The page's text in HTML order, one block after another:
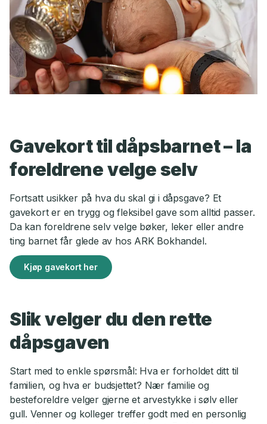
Gavekort til dåpsbarnet – la
foreldrene velge selv
Fortsatt usikker på hva du skal gi i dåpsgave? Et
gavekort er en trygg og fleksibel gave som alltid passer.
Da kan foreldrene selv velge bøker, leker eller andre
ting barnet får glede av hos ARK Bokhandel.
Kjøp gavekort her
Slik velger du den rette
dåpsgaven
Start med to enkle spørsmål: Hva er forholdet ditt til
familien, og hva er budsjettet? Nær familie og
besteforeldre velger gjerne et arvestykke i sølv eller
gull. Venner og kolleger treffer godt med en personlig